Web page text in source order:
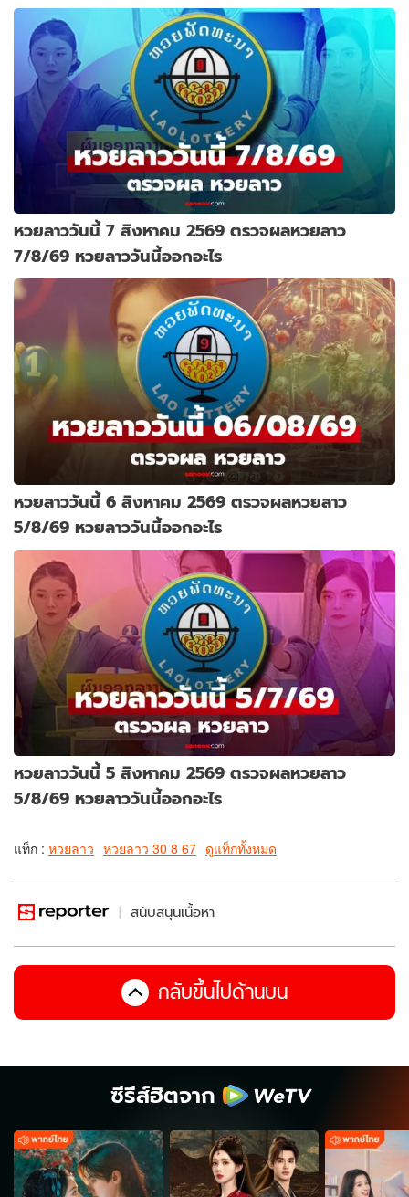
หวยลาววันนี้ 7 สิงหาคม 2569 ตรวจผลหวยลาว
7/8/69 หวยลาววันนี้ออกอะไร
หวยลาววันนี้ 6 สิงหาคม 2569 ตรวจผลหวยลาว
5/8/69 หวยลาววันนี้ออกอะไร
หวยลาววันนี้ 5 สิงหาคม 2569 ตรวจผลหวยลาว
5/8/69 หวยลาววันนี้ออกอะไร
แท็ก : หวยลาว หวยลาว 30 8 67 ดูแท็กทั้งหมด
สนับสนุนเนื้อหา
กลับขึ้นไปด้านบน
ซีรีส์ฮิตจาก